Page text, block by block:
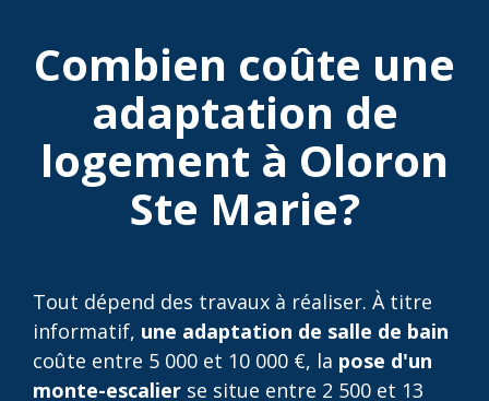
Combien coûte une
adaptation de
logement à Oloron
Ste Marie?
Tout dépend des travaux à réaliser. À titre
informatif, une adaptation de salle de bain
coûte entre 5 000 et 10 000 €, la pose d'un
monte-escalier se situe entre 2 500 et 13